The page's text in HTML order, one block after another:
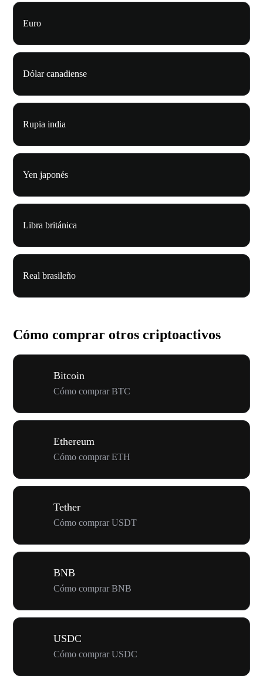
Euro
Dólar canadiense
Rupia india
Yen japonés
Libra británica
Real brasileño
Cómo comprar otros criptoactivos
Bitcoin
Cómo comprar BTC
Ethereum
Cómo comprar ETH
Tether
Cómo comprar USDT
BNB
Cómo comprar BNB
USDC
Cómo comprar USDC